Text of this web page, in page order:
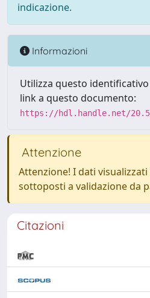
indicazione.
Informazioni
Utilizza questo
link a questo documento:
https://hdl.handle.net/
Attenzione
Attenzione! I dati
sottoposti a validazione da
Citazioni